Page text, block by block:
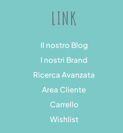
LINK
Il nostro Blog
I nostri Brand
Ricerca Avanzata
Area Cliente
Carrello
Wishlist